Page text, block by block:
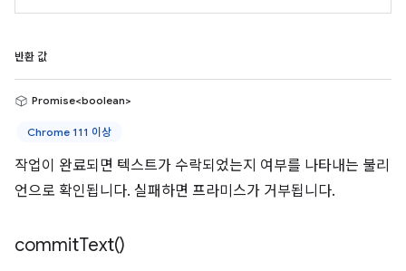
반환 값
Promise<boolean>
Chrome 111 이상
작업이 완료되면 텍스트가 수락되었는지 여부를 나타내는 불리
언으로 확인됩니다. 실패하면 프라미스가 거부됩니다.
commitText()